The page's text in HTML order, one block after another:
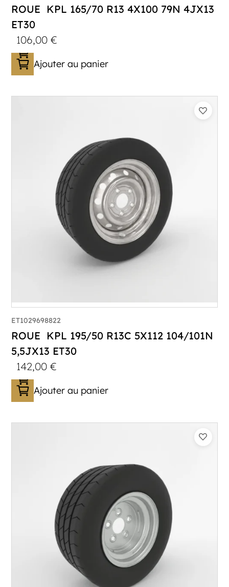
ROUE KPL 165/70 R13 4X100 79N 4JX13
ET30
106,00€
Ajouter au panier
ET1029698822
ROUE KPL 195/50 R13C 5X112 104/101N
5,5JX13 ET30
142,00€
Ajouter au panier